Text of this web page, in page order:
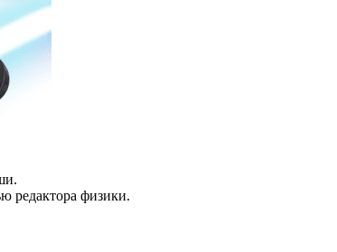
редактора физики.